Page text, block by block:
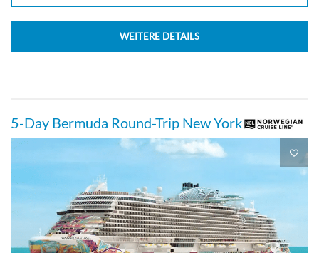
Schlafzimmern und großen Balkon-[H6]
Balkonkabine
WEITERE DETAILS
5-Day Bermuda Round-Trip New York